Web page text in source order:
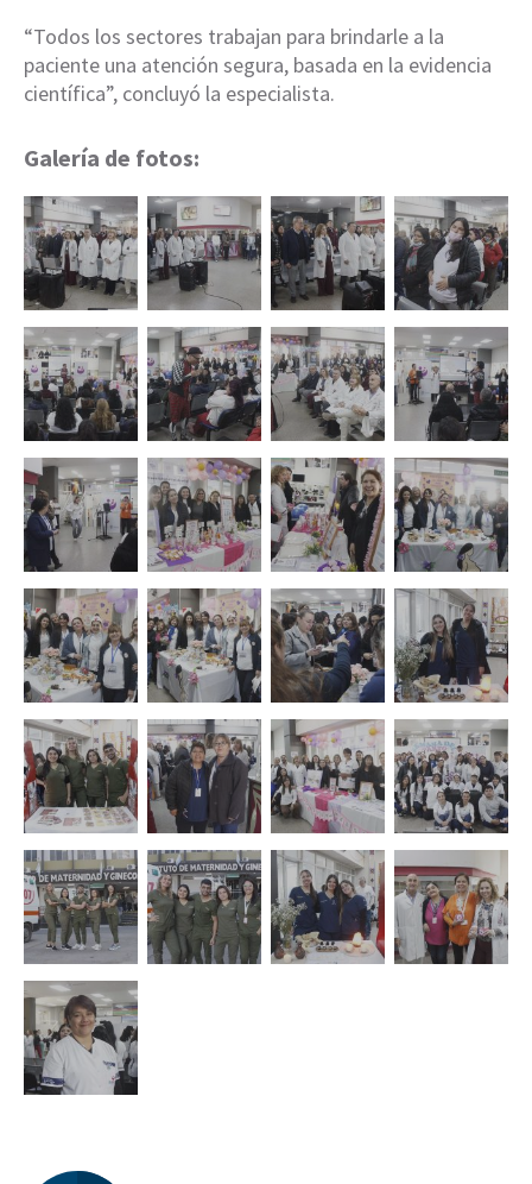
“Todos los sectores trabajan para brindarle a la
paciente una atención segura, basada en la evidencia
científica”, concluyó la especialista.
Galería de fotos: